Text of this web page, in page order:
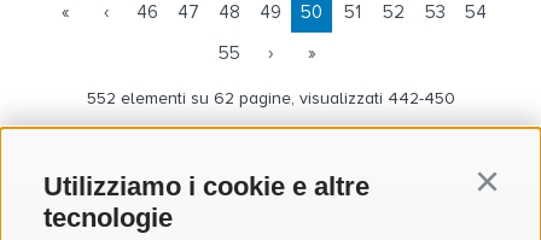
Utilizziamo i cookie e altre
tecnologie
« ‹ 46 47 48 49 50 51 52 53
54
55
› »
552 elementi su 62 pagine, visualizzati 442-450